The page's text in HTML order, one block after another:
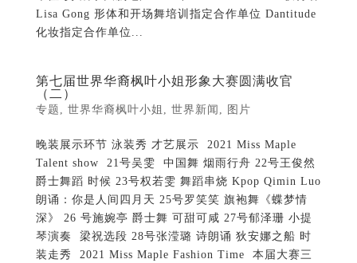
Lisa Gong 形体和开场舞培训指定合作单位 Dantitude
化妆指定合作单位...
第七届世界华裔枫叶小姐形象大赛圆满收官
（二）
专题 , 世界华裔枫叶小姐 , 世界新闻 , 图片
晚装展示环节 泳装秀 才艺展示 2021 Miss Maple
Talent show 21号吴雯 中国舞 烟雨行舟 22号王俊然
爵士舞蹈 时候 23号权若雯 舞蹈串烧 Kpop Qimin Luo
朗诵：你是人间四月天 25号罗笑笑 旗袍舞《蝶梦情
深》 26 号施婉亭 爵士舞 可甜可咸 27号郁泽珊 小提
琴演奏 梁祝选段 28号张滢璐 诗朗诵 狄安娜之船 时
装走秀 2021 Miss Maple Fashion Time 本届大赛三